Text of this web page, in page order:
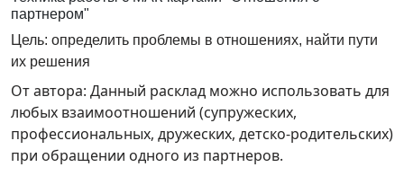
партнером"
Цель: определить проблемы в отношениях, найти пути
их решения
От автора: Данный расклад можно использовать для
любых взаимоотношений (супружеских,
профессиональных, дружеских, детско-родительских)
при обращении одного из партнеров.